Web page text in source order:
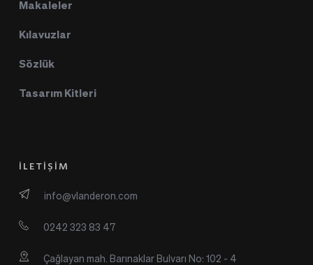
Makaleler
Kılavuzlar
Sözlük
Tasarım Kitleri
İLETİŞİM
info@vlanderon.com
0242 323 83 47
Çağlayan mah. Barınaklar Bulvarı No: 102 - 4